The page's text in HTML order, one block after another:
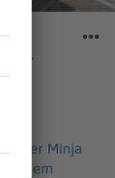
vor
Minja
einem